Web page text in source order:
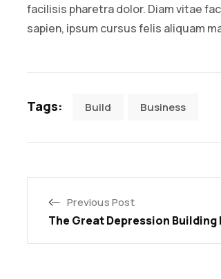
facilisis pharetra dolor. Diam vitae
sapien, ipsum cursus felis aliquam
Tags: Build Business
Previous Post
The Great Depression Building